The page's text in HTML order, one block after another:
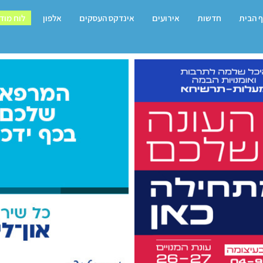
הבית חדשות אירועים אינדקס העסקים אלפון לוח